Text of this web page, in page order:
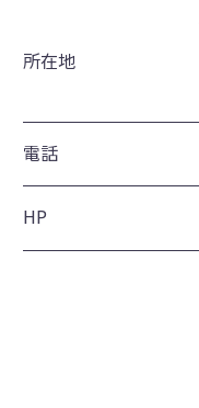
所在地
電話
HP